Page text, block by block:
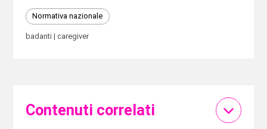
Normativa nazionale
badanti caregiver
Contenuti correlati